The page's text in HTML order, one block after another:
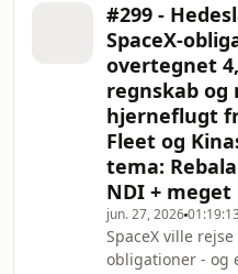
computerkraft.
modsvar til
kan slet ikke
noget luft at
elselskaberne og
producenterne
og selskaberne
sig compute,
#299 -
SpaceX-
overtegnet
regnskab og
hjerneflugt
Fleet og
tema:
NDI + meget
jun. 27, 2026
SpaceX ville
obligationer - og